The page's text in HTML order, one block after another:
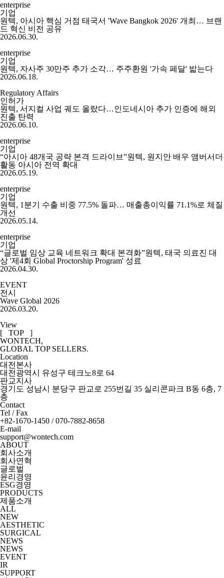
enterprise
기업
원텍, 아시아 핵심 거점 태국서 'Wave Bangkok 2026' 개최… 브랜
드 혁신 비전 공유
2026.06.30.
enterprise
기업
원텍, 자사주 30만주 추가 소각… 주주환원 '가속 페달' 밟는다
2026.06.18.
Regulatory Affairs
인허가
원텍, 서지컬 사업 궤도 올랐다…인도네시아 추가 인증에 해외
진출 탄력
2026.06.10.
enterprise
기업
“아시아 48개국 공략 본격 드라이브”원텍, 원지안 배우 앰버서더
활동 아시아 전역 확대
2026.05.19.
enterprise
기업
원텍, 1분기 수출 비중 77.5% 돌파… 매출총이익률 71.1%로 체질
개선
2026.05.14.
enterprise
기업
“글로벌 임상 교육 네트워크 확대 본격화”원텍, 태국 의료진 대
상 '제4회 Global Proctorship Program' 성료
2026.04.30.
EVENT
전시
Wave Global 2026
2026.03.20.
View
[ TOP ]
WONTECH,
GLOBAL TOP SELLERS.
Location
대전본사
대전광역시 유성구 테크노8로 64
판교지사
경기도 성남시 분당구 판교로 255번길 35 실리콘파크 B동 6층, 7
층
Contact
Tel / Fax
+82-1670-1450 / 070-7882-8658
E-mail
support@wontech.com
ABOUT
회사소개
회사연혁
글로벌
윤리경영
ESG경영
PRODUCTS
제품소개
ALL
NEW
AESTHETIC
SURGICAL
NEWS
NEWS
EVENT
IR
SUPPORT